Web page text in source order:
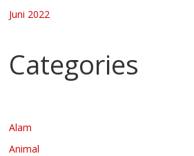
Juni 2022
Categories
Alam
Animal